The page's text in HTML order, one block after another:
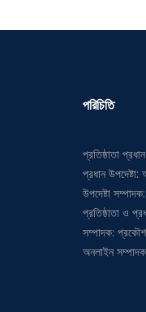
পরিচিতি
প্রতিষ্ঠাতা
প্রধান
উপদেষ্টা
প্রতিষ্ঠাতা ও
সম্পাদক:
অনলাইন